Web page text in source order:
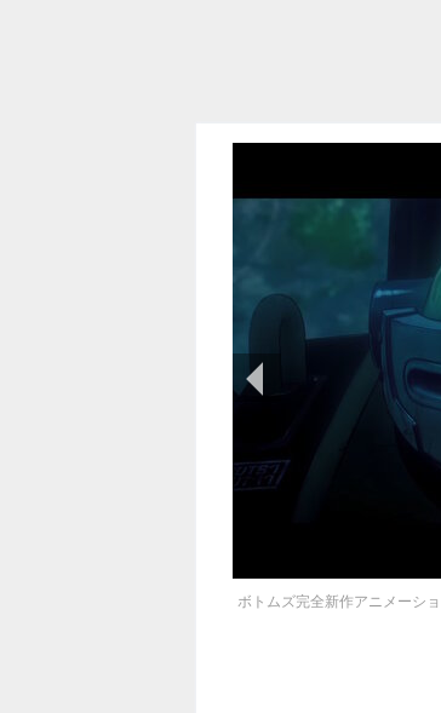
ボトムズ完全新作アニメーシ